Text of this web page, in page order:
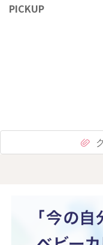
PICKUP